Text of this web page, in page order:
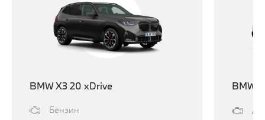
BMW X3 20 xDrive
Бензин
BMW